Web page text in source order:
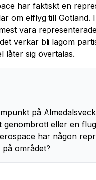
har faktiskt en
om elflyg till Gotland.
vara
verkar bli lagom
låter sig övertalas.
på
genombrott eller en
har någon
området?